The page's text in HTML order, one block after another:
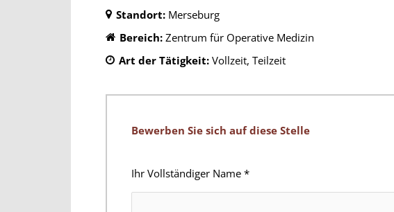
Standort: Merseburg
Bereich:Zentrum für Operative Medizin
Art der Tätigkeit:Vollzeit Teilzeit
Bewerben Sie sich auf diese Stelle
Ihr Vollständiger Name*